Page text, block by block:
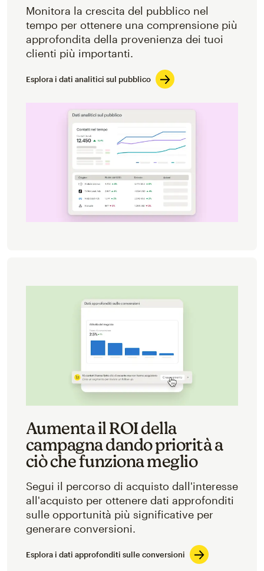
Monitora la crescita del pubblico nel
tempo per ottenere una comprensione più
approfondita della provenienza dei tuoi
clienti più importanti.
Esplora i dati analitici sul pubblico
Aumenta il ROI della
campagna dando priorità a
ciò che funziona meglio
Segui il percorso di acquisto dall'interesse
all'acquisto per ottenere dati approfonditi
sulle opportunità più significative per
generare conversioni.
Esplora i dati approfonditi sulle conversioni